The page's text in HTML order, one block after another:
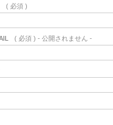
( 必須 )
( 必須 ) - 公開されません -